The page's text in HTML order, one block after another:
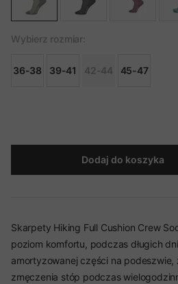
Wybierz rozmiar:
36-38 39-41 42-44 45-47
Dodaj do koszyka
Skarpety Hiking Full Cushion Crew
poziom komfortu, podczas długich
amortyzowanej części na podeszwie,
zmęczenia stóp podczas